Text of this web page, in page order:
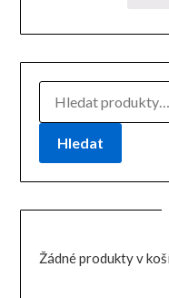
Hledat
Žádné produkty v